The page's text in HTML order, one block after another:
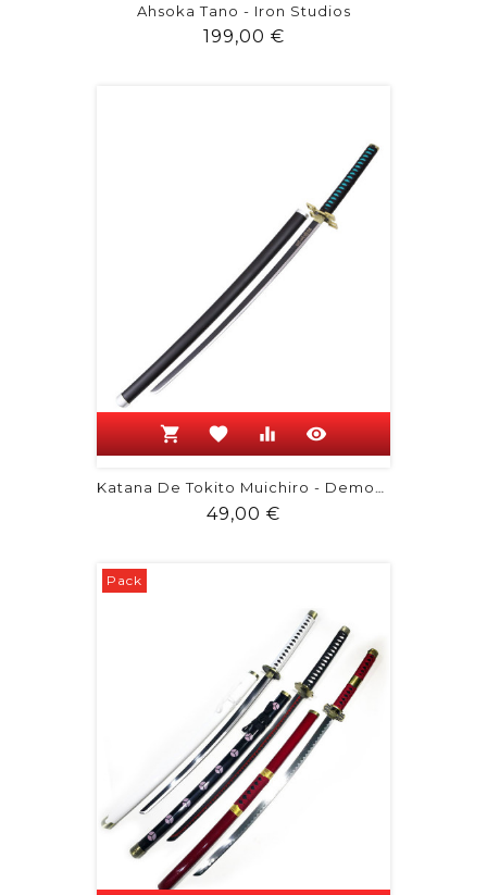
Ahsoka Tano - Iron Studios
199,00 €Prix
shopping_cart favorite equalizer visibility
Katana De Tokito Muichiro - Demon Slayer
49,00 €
Pack